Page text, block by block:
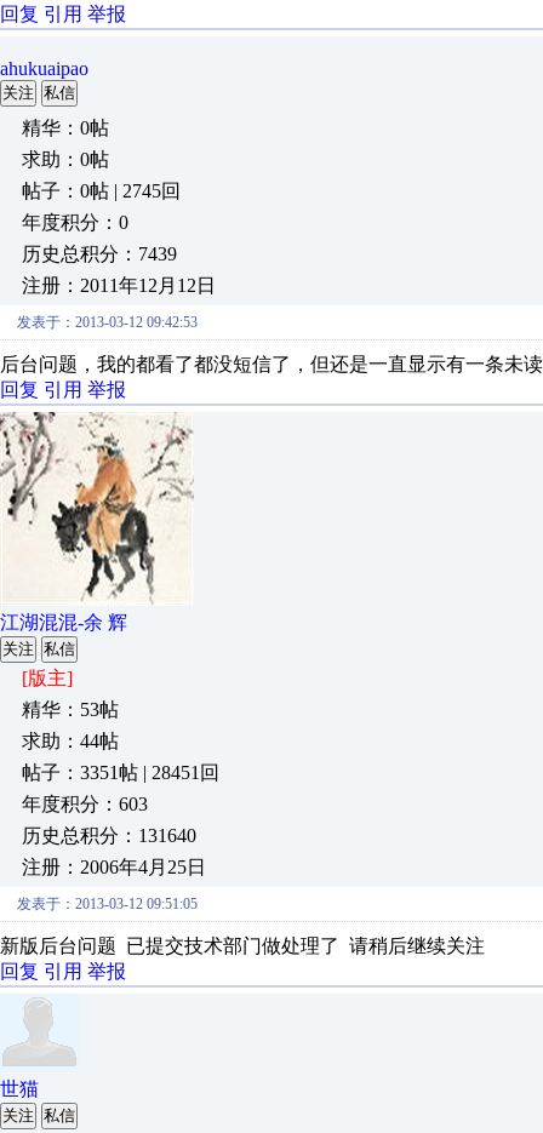
回复 引用 举报
ahukuaipao
关注 私信
精华：0帖
求助：0帖
帖子：0帖 | 2745回
年度积分：0
历史总积分：7439
注册：2011年12月12日
发表于：2013-03-12 09:42:53
后台问题，我的都看了都没短信了，但还
回复 引用 举报
江湖混混-余 辉
关注 私信
[版主]
精华：53帖
求助：44帖
帖子：3351帖 | 28451回
年度积分：603
历史总积分：131640
注册：2006年4月25日
发表于：2013-03-12 09:51:05
新版后台问题 已提交技术部门做处理了 请稍后继续关注
回复 引用 举报
世猫
关注 私信